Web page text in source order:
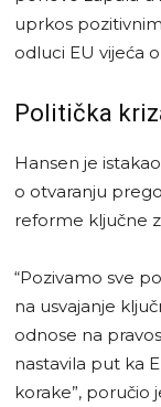
uprkos
odluci EU vijeća
Politička
Hansen je
o otvaranju
reforme ključne
“Pozivamo sve
na usvajanje
odnose na
nastavila put ka
korake”, poručio